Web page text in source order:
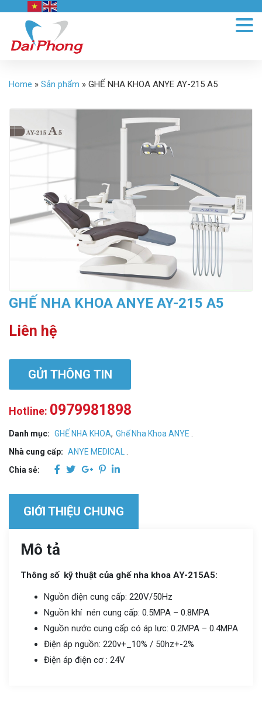
Home » Sản phẩm » GHẾ NHA KHOA ANYE AY-215 A5
GHẾ NHA KHOA ANYE AY-215 A5
Liên hệ
GỬI THÔNG TIN
Hotline: 0979981898
Danh mục: GHẾ NHA KHOA, Ghế Nha Khoa ANYE
Nhà cung cấp: ANYE MEDICAL
Chia sẻ:
GIỚI THIỆU CHUNG
Mô tả
Thông số kỹ thuật của ghế nha khoa AY-215A5:
Nguồn điện cung cấp: 220V/50Hz
Nguồn khí nén cung cấp: 0.5MPA – 0.8MPA
Nguồn nước cung cấp có áp lưc: 0.2MPA – 0.4MPA
Điện áp nguồn: 220v+_10% / 50hz+-2%
Điện áp điện cơ : 24V